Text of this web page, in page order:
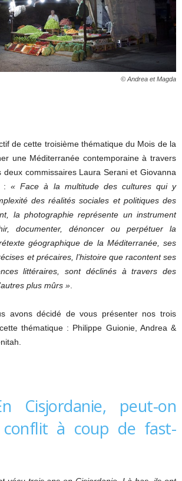
© Andrea et Magda
de cette troisième thématique du Mois de la
une Méditerranée contemporaine à travers
deux commissaires Laura Serani et Giovanna
:« Face à la multitude des cultures qui y
des réalités sociales et politiques des
la photographie représente un instrument
documenter, dénoncer ou perpétuer la
géographique de la Méditerranée, ses
et précaires, l’histoire que racontent ses
littéraires, sont déclinés à travers des
plus mûrs ».
avons décidé de vous présenter nos trois
thématique : Philippe Guionie, Andrea &
Cisjordanie, peut-on
à coup de fast-